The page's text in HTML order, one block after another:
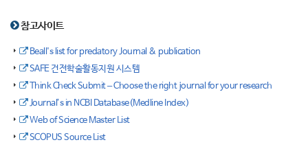
참고사이트
Beall's list for predatory Journal & publication
SAFE 건전학술활동지원 시스템
Think Check Submit – Choose the right journal for your research
Journal’s in NCBI Database(Medline Index)
Web of Science Master List
SCOPUS Source List